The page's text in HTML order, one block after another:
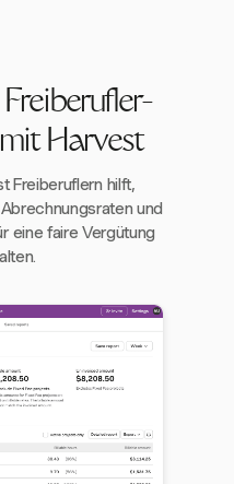
Harvest
Freiberuflern hilft,
und
eine faire Vergütung